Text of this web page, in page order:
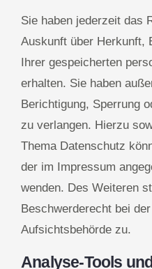
Sie haben jederzeit das
Auskunft über Herkunft,
Ihrer gespeicherten
erhalten. Sie haben
Berichtigung, Sperrung
zu verlangen. Hierzu
Thema Datenschutz
der im Impressum
wenden. Des Weiteren
Beschwerderecht bei
Aufsichtsbehörde zu.
Analyse-Tools